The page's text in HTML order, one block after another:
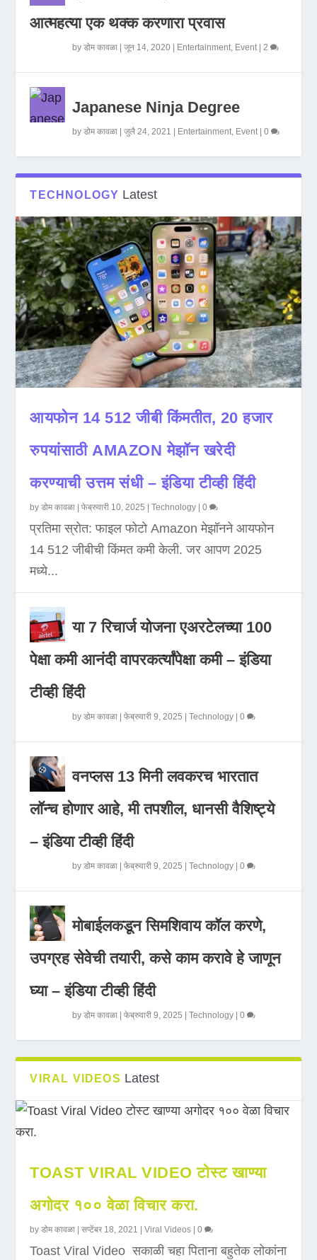
आत्महत्या एक थक्क करणारा प्रवास
byडोम कावळा |जून 14, 2020 Entertainment, Event|2
Japanese Ninja Degree
byडोम कावळा |जुलै 24, 2021 Entertainment, Event|0
TECHNOLOGY Latest
आयफोन 14 512 जीबी किंमतीत, 20 हजार
रुपयांसाठी AMAZON मेझॉन खरेदी
करण्याची उत्तम संधी – इंडिया टीव्ही हिंदी
byडोम कावळा |फेब्रुवारी 10, 2025 |Technology |0
प्रतिमा स्रोत: फाइल फोटो Amazon मेझॉनने आयफोन
14 512 जीबीची किंमत कमी केली. जर आपण 2025
मध्ये...
या 7 रिचार्ज योजना एअरटेलच्या 100
पेक्षा कमी आनंदी वापरकर्त्यांपेक्षा कमी – इंडिया
टीव्ही हिंदी
byडोम कावळा |फेब्रुवारी 9, 2025 |Technology |0
वनप्लस 13 मिनी लवकरच भारतात
लॉन्च होणार आहे, मी तपशील, धानसी वैशिष्ट्ये
– इंडिया टीव्ही हिंदी
byडोम कावळा |फेब्रुवारी 9, 2025 |Technology |0
मोबाईलकडून सिमशिवाय कॉल करणे,
उपग्रह सेवेची तयारी, कसे काम करावे हे जाणून
घ्या – इंडिया टीव्ही हिंदी
byडोम कावळा |फेब्रुवारी 9, 2025 |Technology |0
VIRAL VIDEOS Latest
TOAST VIRAL VIDEO टोस्ट खाण्या
अगोदर १०० वेळा विचार करा.
byडोम कावळा |सप्टेंबर 18, 2021 |Viral Videos |0
Toast Viral Video सकाळी चहा पिताना बहुतेक लोकांना